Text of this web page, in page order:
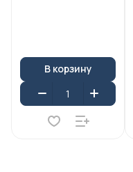
В корзину